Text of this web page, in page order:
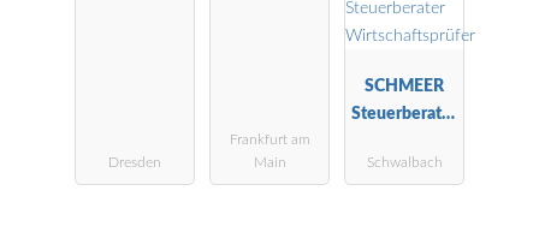
Dresden
Frankfurt am
Main
SCHMEER
Steuerberater
üfer
Schwalbach